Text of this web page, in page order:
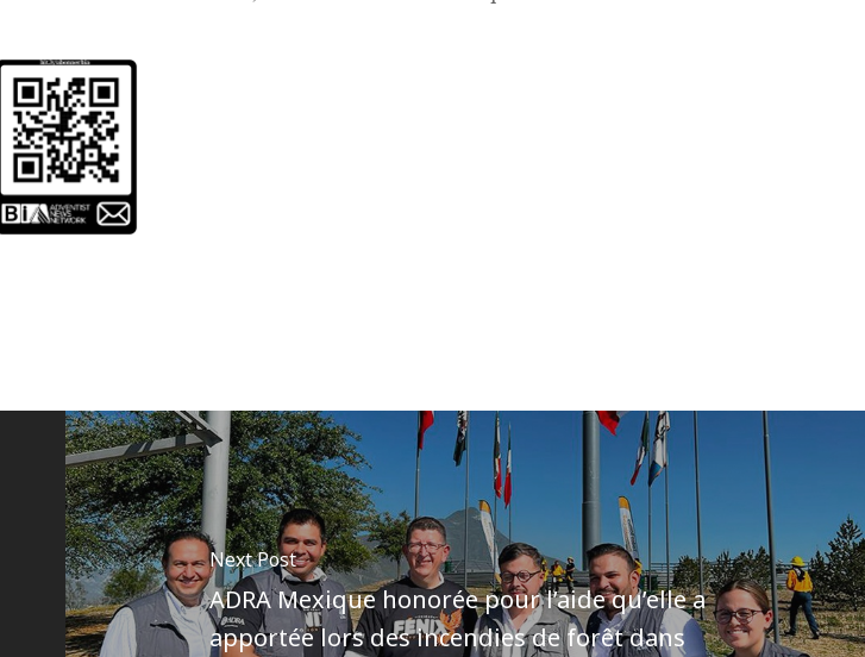
Next Post
ADRA Mexique honorée pour l’aide qu’elle a
apportée lors des incendies de forêt dans